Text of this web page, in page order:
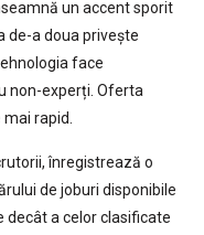
un accent sporit
de-a doua privește
face
non-experți. Oferta
rapid.
înregistrează o
de joburi disponibile
decât a celor clasificate